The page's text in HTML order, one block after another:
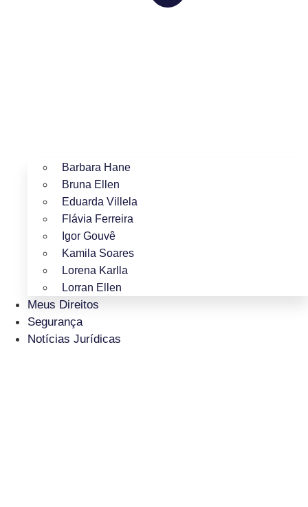
Barbara Hane
Bruna Ellen
Eduarda Villela
Flávia Ferreira
Igor Gouvê
Kamila Soares
Lorena Karlla
Lorran Ellen
Meus Direitos
Segurança
Notícias Jurídicas